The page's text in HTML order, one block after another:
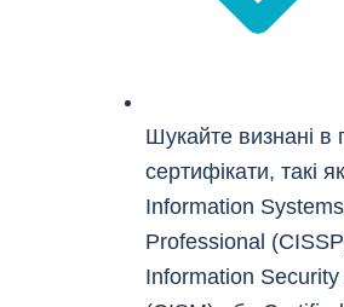
Шукайте визнані в
сертифікати, такі
Information
Professional
Information